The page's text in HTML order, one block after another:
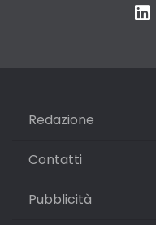
Redazione
Contatti
Pubblicità